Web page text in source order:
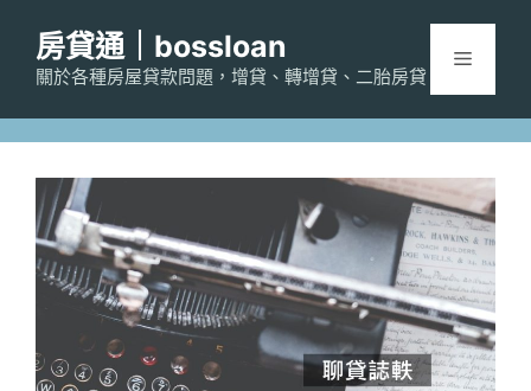
房貸通｜bossloan
關於各種房屋貸款問題，增貸、轉增貸、二胎房貸
選